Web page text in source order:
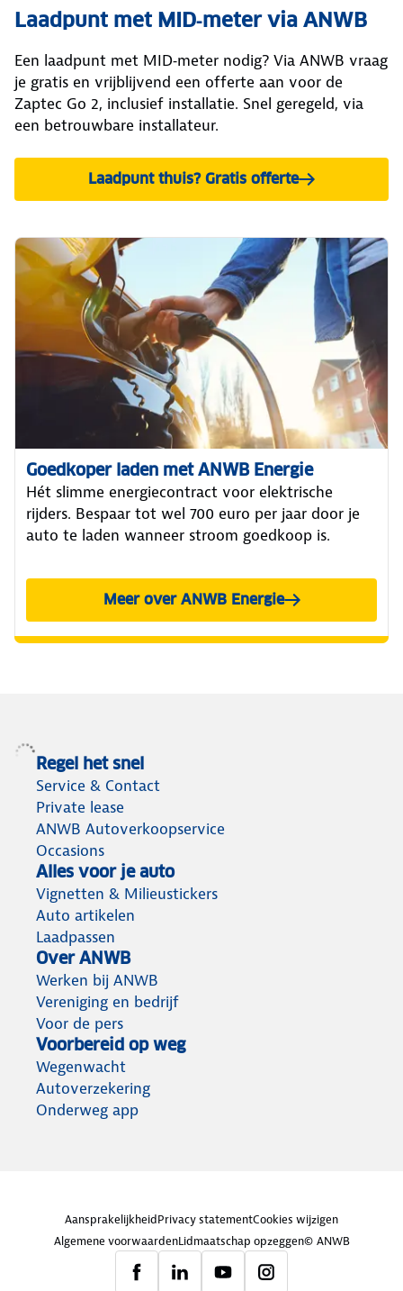
Laadpunt met MID‑meter via ANWB
Een laadpunt met MID‑meter nodig? Via ANWB vraag
je gratis en vrijblijvend een offerte aan voor de
Zaptec Go 2, inclusief installatie. Snel geregeld, via
een betrouwbare installateur.
Laadpunt thuis? Gratis offerte
Goedkoper laden met ANWB Energie
Hét slimme energiecontract voor elektrische
rijders. Bespaar tot wel 700 euro per jaar door je
auto te laden wanneer stroom goedkoop is.
Meer over ANWB Energie
Regel het snel
Service & Contact
Private lease
ANWB Autoverkoopservice
Occasions
Alles voor je auto
Vignetten & Milieustickers
Auto artikelen
Laadpassen
Over ANWB
Werken bij ANWB
Vereniging en bedrijf
Voor de pers
Voorbereid op weg
Wegenwacht
Autoverzekering
Onderweg app
AansprakelijkheidPrivacy statementCookies wijzigen
Algemene voorwaardenLidmaatschap opzeggen© ANWB